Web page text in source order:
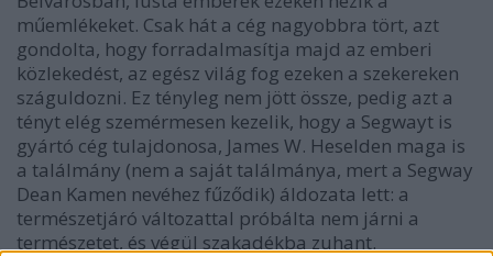
műemlékeket. Csak hát a cég nagyobbra tört, azt
gondolta, hogy forradalmasítja majd az emberi
közlekedést, az egész világ fog ezeken a szekereken
száguldozni. Ez tényleg nem jött össze, pedig azt a
tényt elég szemérmesen kezelik, hogy a Segwayt is
gyártó cég tulajdonosa, James W. Heselden maga is
a találmány (nem a saját találmánya, mert a Segway
Dean Kamen nevéhez fűződik) áldozata lett: a
természetjáró változattal próbálta nem járni a
természetet, és végül szakadékba zuhant.